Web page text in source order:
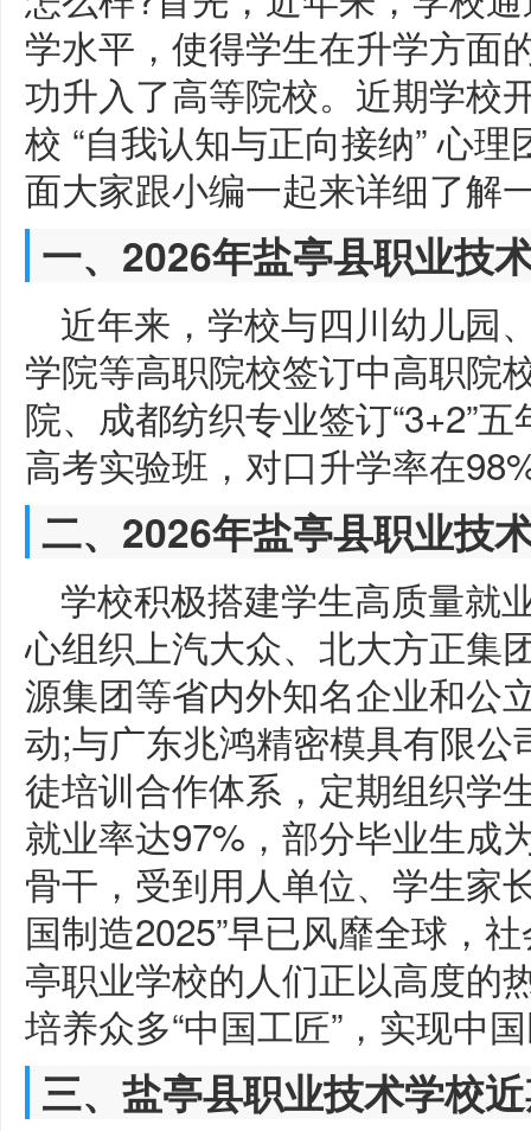
学水平，使得学生在升学方面
功升入了高等院校。近期学校
校 “自我认知与正向接纳” 心
面大家跟小编一起来详细了解
一、2026年盐亭县职业技
近年来，学校与四川幼儿园
学院等高职院校签订中高职院
院、成都纺织专业签订“3+2”
高考实验班，对口升学率在
二、2026年盐亭县职业技
学校积极搭建学生高质量就
心组织上汽大众、北大方正集
源集团等省内外知名企业和公
动;与广东兆鸿精密模具有限
徒培训合作体系，定期组织学
就业率达97%，部分毕业生成
骨干，受到用人单位、学生家
国制造2025”早已风靡全球，
亭职业学校的人们正以高度的
培养众多“中国工匠”，实现中
三、盐亭县职业技术学校